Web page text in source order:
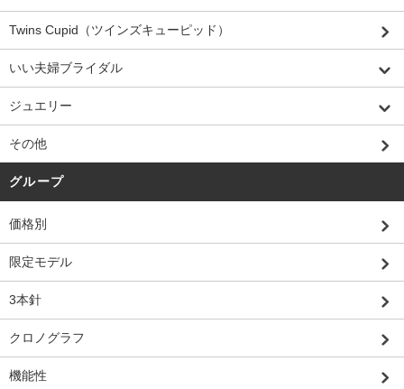
Twins Cupid（ツインズキューピッド）
いい夫婦ブライダル
ジュエリー
その他
グループ
価格別
限定モデル
3本針
クロノグラフ
機能性